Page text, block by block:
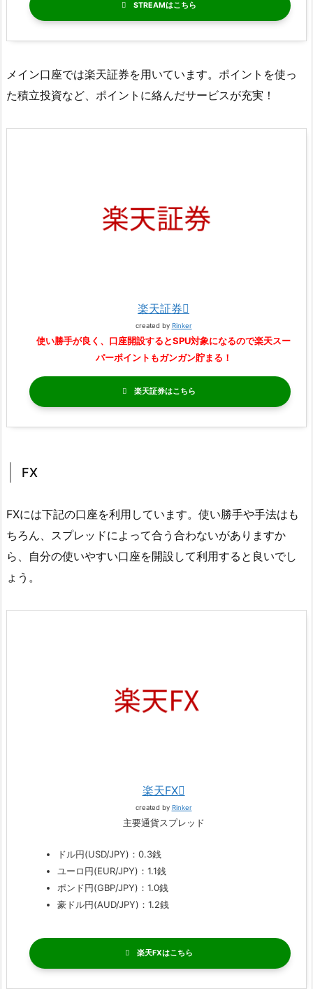
STREAM
メイン口座では楽天証券を用いています。ポイントを使っ
た積立投資など、ポイントに絡んだサービスが充実！
楽天証券
created by Rinker
使い勝手が良く、口座開設するとSPU対象になるので楽天スー
パーポイントもガンガン貯まる！
楽天証券
FX
FXには下記の口座を利用しています。使い勝手や手法はも
ちろん、スプレッドによって合う合わないがありますか
ら、自分の使いやすい口座を開設して利用すると良いでし
ょう。
楽天FX
created by Rinker
主要通貨スプレッド
ドル円(USD/JPY)：0.3銭
ユーロ円(EUR/JPY)：1.1銭
ポンド円(GBP/JPY)：1.0銭
豪ドル円(AUD/JPY)：1.2銭
楽天FX